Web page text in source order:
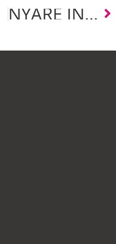
NYARE INLÄGG